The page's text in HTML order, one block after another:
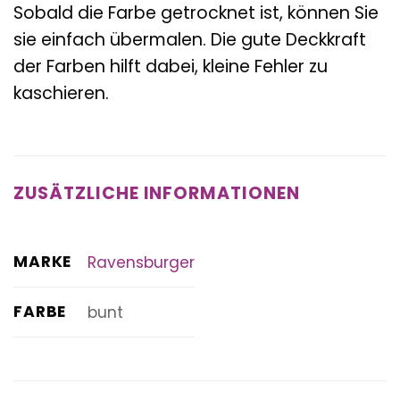
Sobald die Farbe getrocknet ist, können Sie
sie einfach übermalen. Die gute Deckkraft
der Farben hilft dabei, kleine Fehler zu
kaschieren.
ZUSÄTZLICHE INFORMATIONEN
MARKE Ravensburger
FARBE bunt